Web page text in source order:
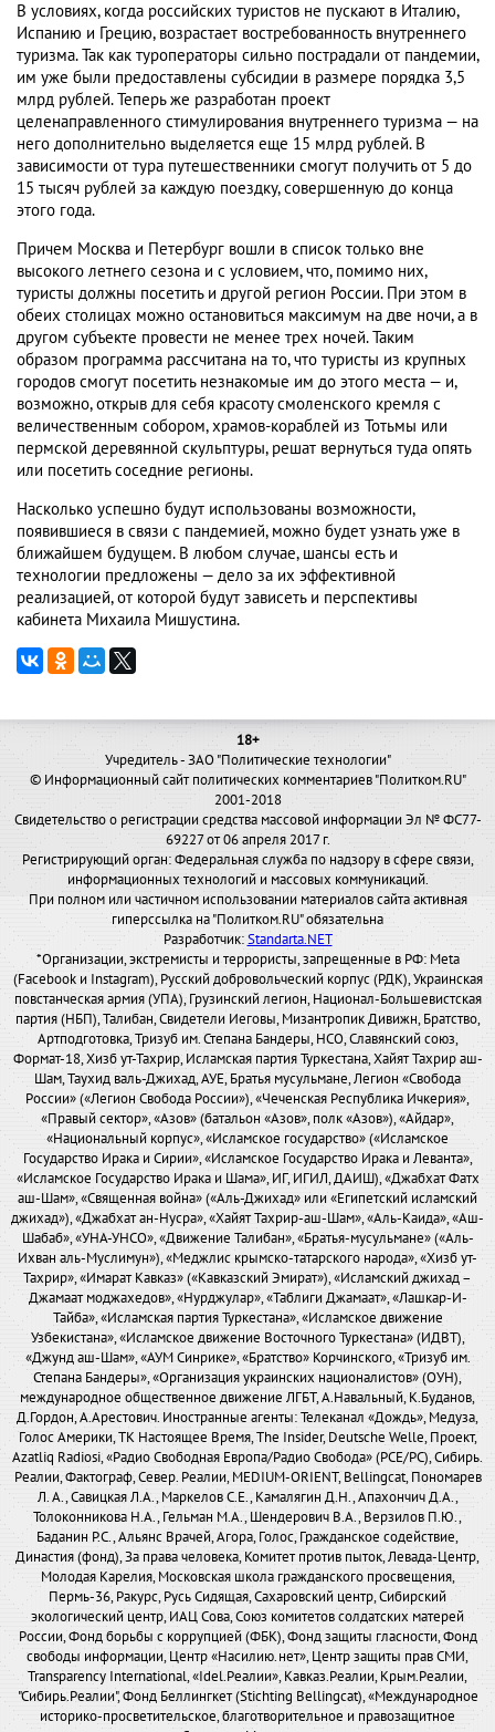
В условиях, когда российских туристов не пускают в Италию,
Испанию и Грецию, возрастает востребованность внутреннего
туризма. Так как туроператоры сильно пострадали от пандемии,
им уже были предоставлены субсидии в размере порядка 3,5
млрд рублей. Теперь же разработан проект
целенаправленного стимулирования внутреннего туризма — на
него дополнительно выделяется еще 15 млрд рублей. В
зависимости от тура путешественники смогут получить от 5 до
15 тысяч рублей за каждую поездку, совершенную до конца
этого года.
Причем Москва и Петербург вошли в список только вне
высокого летнего сезона и с условием, что, помимо них,
туристы должны посетить и другой регион России. При этом в
обеих столицах можно остановиться максимум на две ночи, а в
другом субъекте провести не менее трех ночей. Таким
образом программа рассчитана на то, что туристы из крупных
городов смогут посетить незнакомые им до этого места — и,
возможно, открыв для себя красоту смоленского кремля с
величественным собором, храмов-кораблей из Тотьмы или
пермской деревянной скульптуры, решат вернуться туда опять
или посетить соседние регионы.
Насколько успешно будут использованы возможности,
появившиеся в связи с пандемией, можно будет узнать уже в
ближайшем будущем. В любом случае, шансы есть и
технологии предложены — дело за их эффективной
реализацией, от которой будут зависеть и перспективы
кабинета Михаила Мишустина.
18+
Учредитель - ЗАО "Политические технологии"
© Информационный сайт политических комментариев "Политком.RU"
2001-2018
Свидетельство о регистрации средства массовой информации Эл № ФС77-
69227 от 06 апреля 2017 г.
Регистрирующий орган: Федеральная служба по надзору в сфере связи,
информационных технологий и массовых коммуникаций.
При полном или частичном использовании материалов сайта активная
гиперссылка на "Политком.RU" обязательна
Разработчик:Standarta.NET
*Организации, экстремисты и террористы, запрещенные в РФ: Meta
(Facebook и Instagram), Русский добровольческий корпус (РДК), Украинская
повстанческая армия (УПА), Грузинский легион, Национал-Большевистская
партия (НБП), Талибан, Свидетели Иеговы, Мизантропик Дивижн, Братство,
Артподготовка, Тризуб им. Степана Бандеры, НСО, Славянский союз,
Формат-18, Хизб ут-Тахрир, Исламская партия Туркестана, Хайят Тахрир аш-
Шам, Таухид валь-Джихад, АУЕ, Братья мусульмане, Легион «Свобода
России» («Легион Свобода России»), «Чеченская Республика Ичкерия»,
«Правый сектор», «Азов» (батальон «Азов», полк «Азов»), «Айдар»,
«Национальный корпус», «Исламское государство» («Исламское
Государство Ирака и Сирии», «Исламское Государство Ирака и Леванта»,
«Исламское Государство Ирака и Шама», ИГ, ИГИЛ, ДАИШ), «Джабхат Фатх
аш-Шам», «Священная война» («Аль-Джихад» или «Египетский исламский
джихад»), «Джабхат ан-Нусра», «Хайят Тахрир-аш-Шам», «Аль-Каида», «Аш-
Шабаб», «УНА-УНСО», «Движение Талибан», «Братья-мусульмане» («Аль-
Ихван аль-Муслимун»), «Меджлис крымско-татарского народа», «Хизб ут-
Тахрир», «Имарат Кавказ» («Кавказский Эмират»), «Исламский джихад –
Джамаат моджахедов», «Нурджулар», «Таблиги Джамаат», «Лашкар-И-
Тайба», «Исламская партия Туркестана», «Исламское движение
Узбекистана», «Исламское движение Восточного Туркестана» (ИДВТ),
«Джунд аш-Шам», «АУМ Синрике», «Братство» Корчинского, «Тризуб им.
Степана Бандеры», «Организация украинских националистов» (ОУН),
международное общественное движение ЛГБТ, А.Навальный, К.Буданов,
Д.Гордон, А.Арестович. Иностранные агенты: Телеканал «Дождь», Медуза,
Голос Америки, ТК Настоящее Время, The Insider, Deutsche Welle, Проект,
Azatliq Radiosi, «Радио Свободная Европа/Радио Свобода» (PCE/PC), Сибирь.
Реалии, Фактограф, Север. Реалии, MEDIUM-ORIENT, Bellingcat, Пономарев
Л. А., Савицкая Л.А., Маркелов С.Е., Камалягин Д.Н., Апахончич Д.А.,
Толоконникова Н.А., Гельман М.А., Шендерович В.А., Верзилов П.Ю.,
Баданин Р.С., Альянс Врачей, Агора, Голос, Гражданское содействие,
Династия (фонд), За права человека, Комитет против пыток, Левада-Центр,
Молодая Карелия, Московская школа гражданского просвещения,
Пермь-36, Ракурс, Русь Сидящая, Сахаровский центр, Сибирский
экологический центр, ИАЦ Сова, Союз комитетов солдатских матерей
России, Фонд борьбы с коррупцией (ФБК), Фонд защиты гласности, Фонд
свободы информации, Центр «Насилию.нет», Центр защиты прав СМИ,
Transparency International, «Idel.Реалии», Кавказ.Реалии, Крым.Реалии,
"Сибирь.Реалии", Фонд Беллингкет (Stichting Bellingcat), «Международное
историко-просветительское, благотворительное и правозащитное